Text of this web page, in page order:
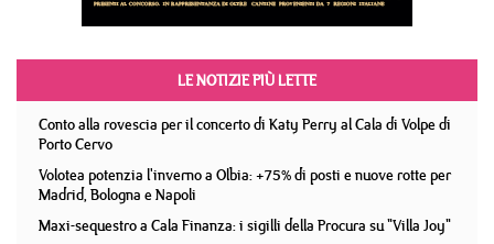
LE NOTIZIE PIÙ LETTE
Conto alla rovescia per il concerto di Katy Perry al Cala di Volpe di
Porto Cervo
Volotea potenzia l'inverno a Olbia: +75% di posti e nuove rotte per
Madrid, Bologna e Napoli
Maxi-sequestro a Cala Finanza: i sigilli della Procura su "Villa Joy"